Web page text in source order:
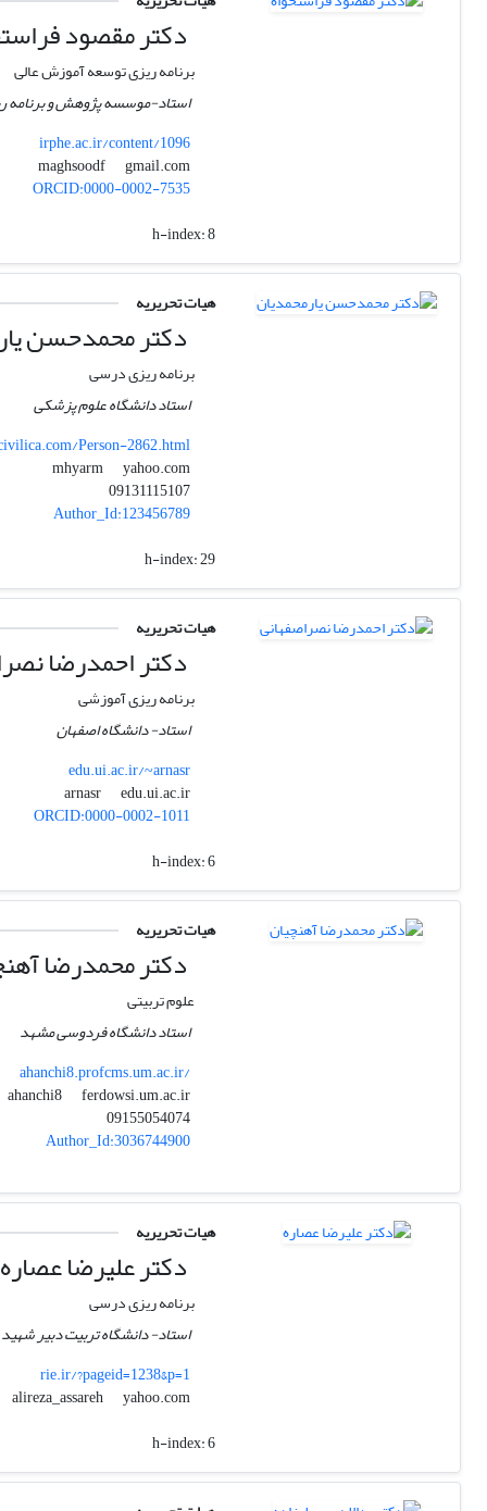
دکتر مقصود
برنامه ریزی توسعه آموزش عالی
استاد-موسسه پژوهش و برنامه
irphe.ac.ir/content/1096
maghsoodf
gmail.com
ORCID:0000-0002-7535
h-index:8
هیات تحریریه
دکتر محمدحسن
برنامه ریزی درسی
استاد دانشگاه علوم پزشکی
Person-2862.html
mhyarm
yahoo.com
09131115107
Author_Id:123456789
h-index:29
هیات تحریریه
دکتر احمدرضا
برنامه ریزی آموزشی
استاد- دانشگاه اصفهان
edu.ui.ac.ir/~arnasr
arnasr
edu.ui.ac.ir
ORCID:0000-0002-1011
h-index:6
هیات تحریریه
دکتر محمدرضا
علوم تربیتی
استاد دانشگاه فردوسی مشهد
ahanchi8.profcms.um.ac.ir/
ahanchi8
ferdowsi.um.ac.ir
09155054074
Author_Id:3036744900
هیات تحریریه
دکتر علیرضا عصاره
برنامه ریزی درسی
استاد- دانشگاه تربیت دبیر
rie.ir/?pageid=1238&p=1
alireza_assareh
yahoo.com
h-index:6